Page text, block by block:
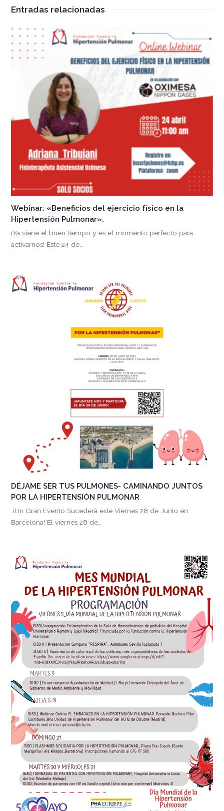
Entradas relacionadas
Webinar: «Beneficios del ejercicio físico en la
Hipertensión Pulmonar».
¡Ya viene el buen tiempo y es el momento perfecto para
activarnos! Este 24 de…
DÉJAME SER TUS PULMONES- CAMINANDO JUNTOS
POR LA HIPERTENSIÓN PULMONAR
¡Un Gran Evento Sucederá este Viernes 28 de Junio en
Barcelona! El viernes 28 de…